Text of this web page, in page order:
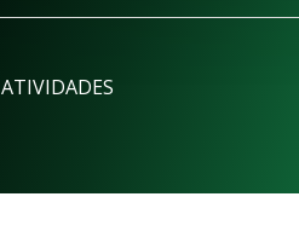
ATIVIDADES